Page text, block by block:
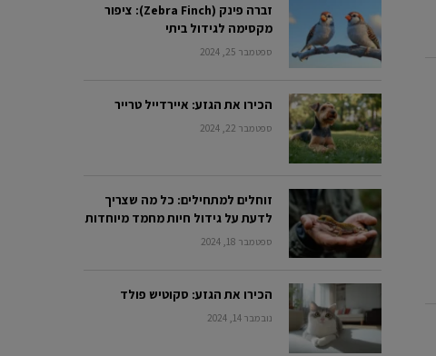
זברה פינק (Zebra Finch): ציפור
מקסימה לגידול ביתי
ספטמבר 25, 2024
הכירו את הגזע: איירדייל טרייר
ספטמבר 22, 2024
זוחלים למתחילים: כל מה שצריך
לדעת על גידול חיות מחמד מיוחדות
ספטמבר 18, 2024
הכירו את הגזע: סקוטיש פולד
נובמבר 14, 2024